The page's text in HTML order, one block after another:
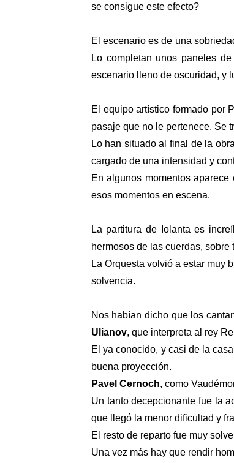
se consigue este efecto?
El escenario es de una
Lo completan unos paneles
escenario lleno de oscuridad, y
El equipo artístico formado por
pasaje que no le pertenece. Se
Lo han situado al final de la
cargado de una intensidad y
En algunos momentos
esos momentos en escena.
La partitura de Iolanta es
hermosos de las cuerdas,
La Orquesta volvió a estar muy
solvencia.
Nos habían dicho que los
Ulianov, que interpreta al rey
El ya conocido, y casi de la
buena proyección.
Pavel Cernoch, como
Un tanto decepcionante fue la
que llegó la menor dificultad y
El resto de reparto fue muy
Una vez más hay que rendir